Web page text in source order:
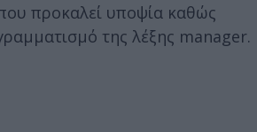
προκαλεί υποψία καθώς
της λέξης manager.